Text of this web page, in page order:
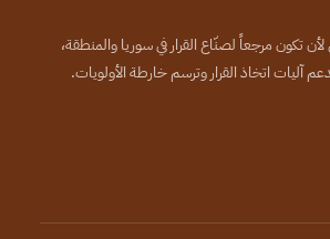
مرجعاً لصنّاع القرار في سوريا والمنطقة،
آليات اتخاذ القرار وترسم خارطة الأولويات.